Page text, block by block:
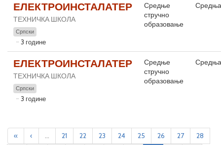
ЕЛЕКТРОИНСТАЛАТЕР
ТЕХНИЧКА ШКОЛА
Српски
3 године
Средње
стручно
образовање
ЕЛЕКТРОИНСТАЛАТЕР
ТЕХНИЧКА ШКОЛА
Српски
3 године
Средње
стручно
образовање
« ‹ ... 21 22 23 24 25 26 27
28